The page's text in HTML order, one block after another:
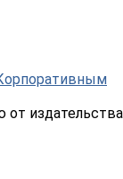
от издательства